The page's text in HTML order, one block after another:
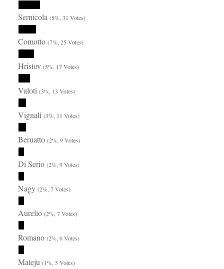
Sernicola(8%, 31 Votes)
Comotto(7%, 25 Votes)
Hristov(5%, 17 Votes)
Valoti(3%, 13 Votes)
Vignali(3%, 11 Votes)
Beruatto(2%, 9 Votes)
Di Serio(2%, 9 Votes)
Nagy(2%, 7 Votes)
Aurelio(2%, 7 Votes)
Romano(2%, 6 Votes)
Mateju(1%, 5 Votes)